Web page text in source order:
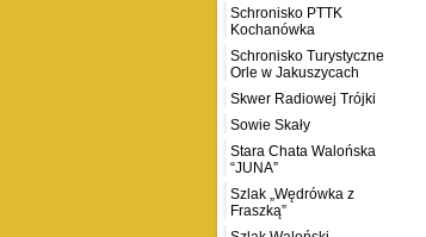
Schronisko PTTK
Kochanówka
Schronisko Turystyczne
Orle w Jakuszycach
Skwer Radiowej Trójki
Sowie Skały
Stara Chata Walońska
“JUNA”
Szlak „Wędrówka z
Fraszką”